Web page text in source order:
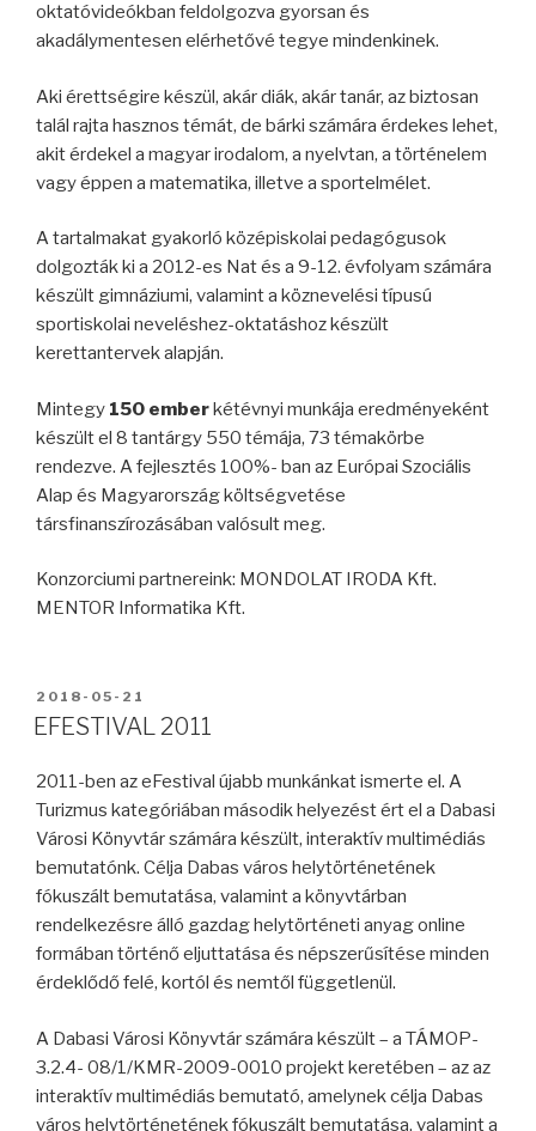
oktatóvideókban feldolgozva gyorsan és
akadálymentesen elérhetővé tegye mindenkinek.
Aki érettségire készül, akár diák, akár tanár, az biztosan
talál rajta hasznos témát, de bárki számára érdekes lehet,
akit érdekel a magyar irodalom, a nyelvtan, a történelem
vagy éppen a matematika, illetve a sportelmélet.
A tartalmakat gyakorló középiskolai pedagógusok
dolgozták ki a 2012-es Nat és a 9-12. évfolyam számára
készült gimnáziumi, valamint a köznevelési típusú
sportiskolai neveléshez-oktatáshoz készült
kerettantervek alapján.
Mintegy 150 emberkétévnyi munkája eredményeként
készült el 8 tantárgy 550 témája, 73 témakörbe
rendezve. A fejlesztés 100%- ban az Európai Szociális
Alap és Magyarország költségvetése
társfinanszírozásában valósult meg.
Konzorciumi partnereink: MONDOLAT IRODA Kft.
MENTOR Informatika Kft.
2018-05-21
EFESTIVAL 2011
2011-ben az eFestival újabb munkánkat ismerte el. A
Turizmus kategóriában második helyezést ért el a Dabasi
Városi Könyvtár számára készült, interaktív multimédiás
bemutatónk. Célja Dabas város helytörténetének
fókuszált bemutatása, valamint a könyvtárban
rendelkezésre álló gazdag helytörténeti anyag online
formában történő eljuttatása és népszerűsítése minden
érdeklődő felé, kortól és nemtől függetlenül.
A Dabasi Városi Könyvtár számára készült – a TÁMOP-
3.2.4- 08/1/KMR-2009-0010 projekt keretében – az az
interaktív multimédiás bemutató, amelynek célja Dabas
város helytörténetének fókuszált bemutatása, valamint a